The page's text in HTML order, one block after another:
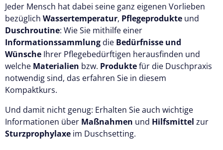
Jeder Mensch hat dabei seine ganz eigenen Vorlieben
bezüglich Wassertemperatur, Pflegeprodukte und
Duschroutine: Wie Sie mithilfe einer
Informationssammlung die Bedürfnisse und
Wünsche Ihrer Pflegebedürftigen herausfinden und
welche Materialien bzw. Produktefür die Duschpraxis
notwendig sind, das erfahren Sie in diesem
Kompaktkurs.
Und damit nicht genug: Erhalten Sie auch wichtige
Informationen über Maßnahmen und Hilfsmittel zur
Sturzprophylaxe im Duschsetting.